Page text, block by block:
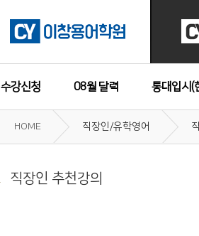
수강신청 08월 달력 통대입시(
수강후기
HOME 직장인/유학영어
직장인 추천강의